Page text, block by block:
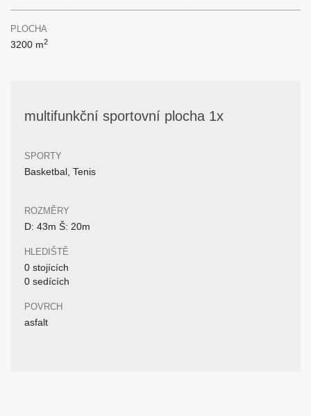
PLOCHA
3200 m2
multifunkční sportovní plocha 1x
SPORTY
Basketbal, Tenis
ROZMĚRY
D: 43m Š: 20m
HLEDIŠTĚ
0 stojících
0 sedících
POVRCH
asfalt